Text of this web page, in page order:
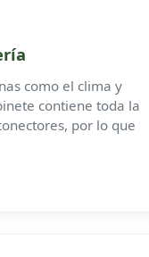
como el clima y
contiene toda la
por lo que